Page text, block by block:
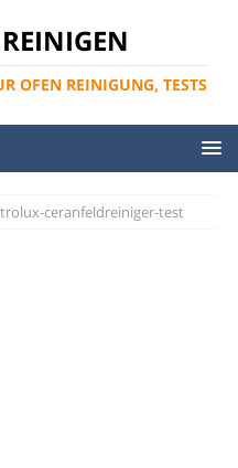
OFEN REINIGUNG, TESTS
ceranfeldreiniger-test